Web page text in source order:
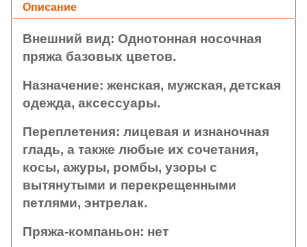
Описание
Внешний вид: Однотонная носочная
пряжа базовых цветов.
Назначение: женская, мужская, детская
одежда, аксессуары.
Переплетения: лицевая и изнаночная
гладь, а также любые их сочетания,
косы, ажуры, ромбы, узоры с
вытянутыми и перекрещенными
петлями, энтрелак.
Пряжа-компаньон: нет